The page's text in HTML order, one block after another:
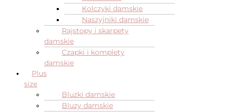
Kolczyki damskie
Naszyjniki damskie
Rajstopy i skarpety
damskie
Czapki i komplety
damskie
Plus
size
Bluzki damskie
Bluzy damskie